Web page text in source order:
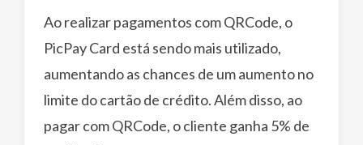
Ao realizar pagamentos com QRCode, o
PicPay Card está sendo mais utilizado,
aumentando as chances de um aumento no
limite do cartão de crédito. Além disso, ao
pagar com QRCode, o cliente ganha 5% de